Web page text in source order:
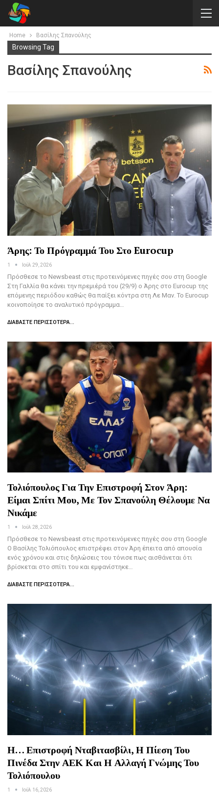
Home Βασίλης Σπανούλης
Browsing Tag
Βασίλης Σπανούλης
Άρης: Το Πρόγραμμά Του Στο Eurocup
1 Ιούλ 29, 2026
Πρόσθεσε το Newsbeast στις προτεινόμενες πηγές σου στη Google
Στη Γαλλία θα κάνει την πρεμιέρά του (29/9) ο Άρης στο Eurocup της
επόμενης περιόδου καθώς θα παίξει κόντρα στη Λε Μαν. Το Eurocup
κοινοποίησε το αναλυτικό πρόγραμμα…
ΔΙΑΒΆΣΤΕ ΠΕΡΙΣΣΌΤΕΡΑ...
Τολιόπουλος Για Την Επιστροφή Στον Άρη:
Είμαι Σπίτι Μου, Με Τον Σπανούλη Θέλουμε Να
Νικάμε
1 Ιούλ 28, 2026
Πρόσθεσε το Newsbeast στις προτεινόμενες πηγές σου στη Google
Ο Βασίλης Τολιόπουλος επιστρέφει στον Άρη έπειτα από απουσία
ενός χρόνου και στις δηλώσεις του τόνισε πως αισθάνεται ότι
βρίσκεται στο σπίτι του και εμφανίστηκε…
ΔΙΑΒΆΣΤΕ ΠΕΡΙΣΣΌΤΕΡΑ...
Η… Επιστροφή Νταβιτασβίλι, Η Πίεση Του
Πινέδα Στην ΑΕΚ Και Η Αλλαγή Γνώμης Του
Τολιόπουλου
1 Ιούλ 16, 2026